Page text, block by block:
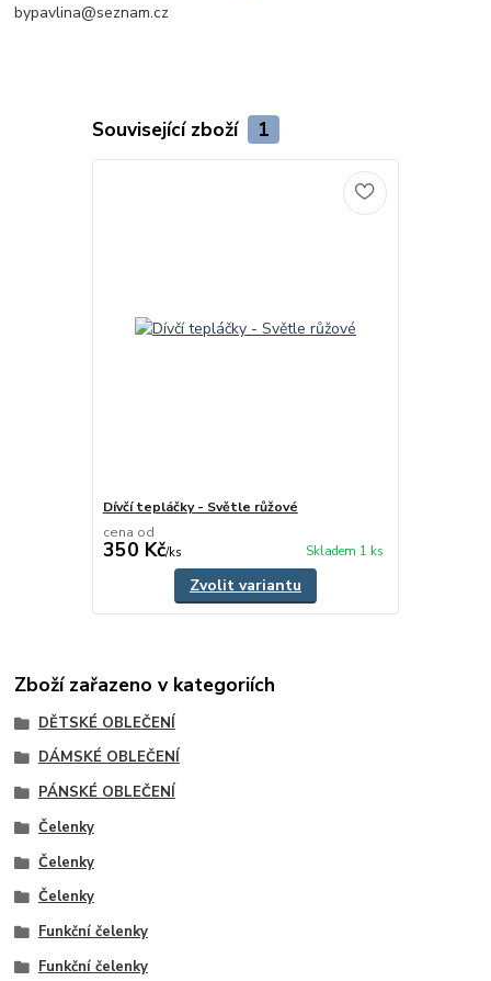
bypavlina@seznam.cz
Související zboží 1
Dívčí tepláčky - Světle růžové
cena od
350 Kč/ks Skladem 1 ks
Zvolit variantu
Zboží zařazeno v kategoriích
DĚTSKÉ OBLEČENÍ
DÁMSKÉ OBLEČENÍ
PÁNSKÉ OBLEČENÍ
Čelenky
Čelenky
Čelenky
Funkční čelenky
Funkční čelenky